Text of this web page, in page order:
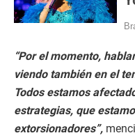
“Por el momento,
viendo también en el
Todos estamos
estrategias, que
extorsionadores”,